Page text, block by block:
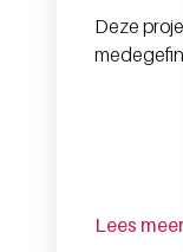
Deze
Lees meer